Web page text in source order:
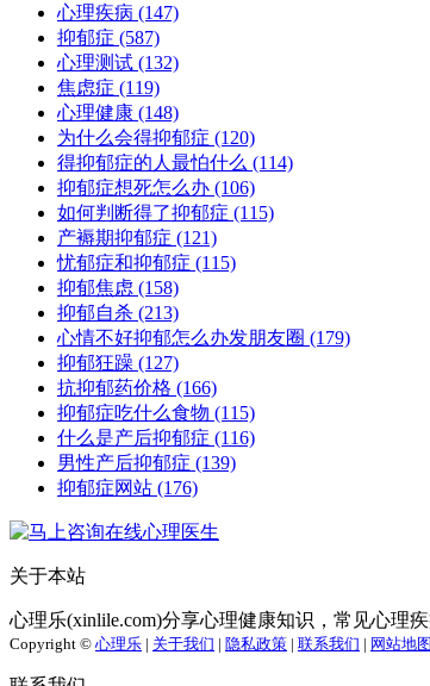
心理疾病 (147)
抑郁症 (587)
心理测试 (132)
焦虑症 (119)
心理健康 (148)
为什么会得抑郁症 (120)
得抑郁症的人最怕什么 (114)
抑郁症想死怎么办 (106)
如何判断得了抑郁症 (115)
产褥期抑郁症 (121)
忧郁症和抑郁症 (115)
抑郁焦虑 (158)
抑郁自杀 (213)
心情不好抑郁怎么办发朋友圈 (179)
抑郁狂躁 (127)
抗抑郁药价格 (166)
抑郁症吃什么食物 (115)
什么是产后抑郁症 (116)
男性产后抑郁症 (139)
抑郁症网站 (176)
关于本站
心理乐(xinlile.com)分享心理健康知识，常见心理
Copyright © 心理乐 | 关于我们 | 隐私政策 | 联系我们 | 网站地图